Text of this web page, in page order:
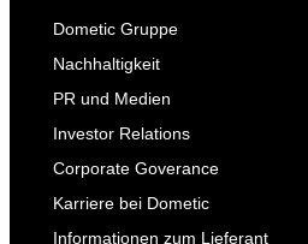
Dometic Gruppe
Nachhaltigkeit
PR und Medien
Investor Relations
Corporate Goverance
Karriere bei Dometic
Informationen zum Lieferant